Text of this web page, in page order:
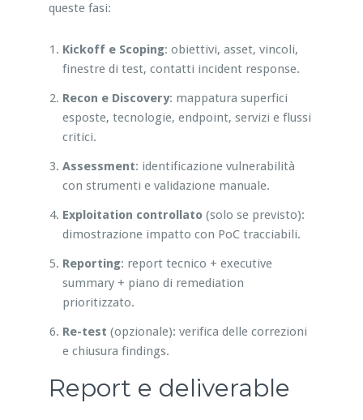
queste fasi:
Kickoff e Scoping: obiettivi, asset, vincoli,
finestre di test, contatti incident response.
Recon e Discovery: mappatura superfici
esposte, tecnologie, endpoint, servizi e flussi
critici.
Assessment: identificazione vulnerabilità
con strumenti e validazione manuale.
Exploitation controllato(solo se previsto):
dimostrazione impatto con PoC tracciabili.
Reporting: report tecnico + executive
summary + piano di remediation
prioritizzato.
Re-test (opzionale): verifica delle correzioni
e chiusura findings.
Report e deliverable